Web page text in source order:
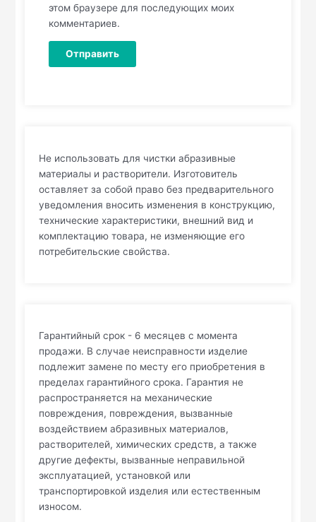
этом браузере для последующих моих
комментариев.
Не использовать для чистки абразивные
материалы и растворители. Изготовитель
оставляет за собой право без предварительного
уведомления вносить изменения в конструкцию,
технические характеристики, внешний вид и
комплектацию товара, не изменяющие его
потребительские свойства.
Гарантийный срок - 6 месяцев с момента
продажи. В случае неисправности изделие
подлежит замене по месту его приобретения в
пределах гарантийного срока. Гарантия не
распространяется на механические
повреждения, повреждения, вызванные
воздействием абразивных материалов,
растворителей, химических средств, а также
другие дефекты, вызванные неправильной
эксплуатацией, установкой или
транспортировкой изделия или естественным
износом.